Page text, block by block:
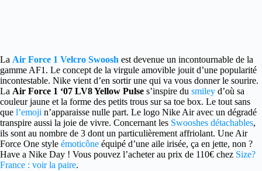
La Air Force 1 Velcro Swoosh est devenue un incontournable de la
gamme AF1. Le concept de la virgule amovible jouit d’une popularité
incontestable. Nike vient d’en sortir une qui va vous donner le sourire.
La Air Force 1 ‘07 LV8 Yellow Pulse s’inspire du smiley d’où sa
couleur jaune et la forme des petits trous sur sa toe box. Le tout sans
que l’emoji n’apparaisse nulle part. Le logo Nike Air avec un dégradé
transpire aussi la joie de vivre. Concernant les Swooshes détachables,
ils sont au nombre de 3 dont un particulièrement affriolant. Une Air
Force One style émoticône équipé d’une aile irisée, ça en jette, non ?
Have a Nike Day ! Vous pouvez l’acheter au prix de 110€ chez Size?
France : voir la paire.